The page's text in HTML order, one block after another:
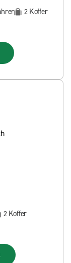
2 Koffer
2 Koffer